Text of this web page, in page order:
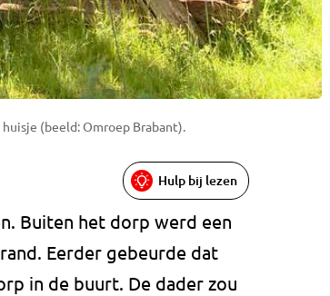
(beeld: Omroep Brabant).
Hulp bij lezen
Buiten het dorp werd een
Eerder gebeurde dat
in de buurt. De dader zou